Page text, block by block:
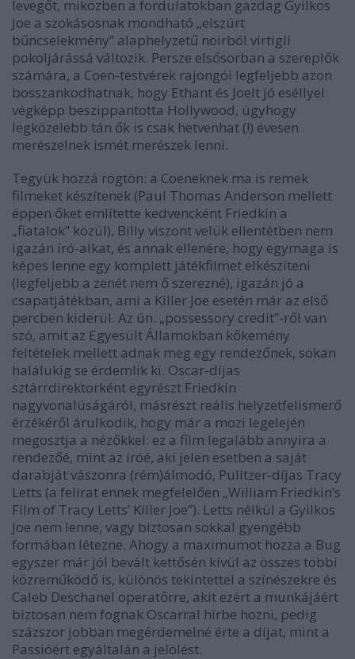
levegőt, miközben a fordulatokban gazdag Gyilkos
Joe a szokásosnak mondható „elszúrt
bűncselekmény” alaphelyzetű noirból virtigli
pokoljárássá változik. Persze elsősorban a szereplők
számára, a Coen-testvérek rajongói legfeljebb azon
bosszankodhatnak, hogy Ethant és Joelt jó eséllyel
végképp beszippantotta Hollywood, úgyhogy
legközelebb tán ők is csak hetvenhat (!) évesen
merészelnek ismét merészek lenni.
Tegyük hozzá rögtön: a Coeneknek ma is remek
filmeket készítenek (Paul Thomas Anderson mellett
éppen őket említette kedvencként Friedkin a
„fiatalok” közül), Billy viszont velük ellentétben nem
igazán író-alkat, és annak ellenére, hogy egymaga is
képes lenne egy komplett játékfilmet elkészíteni
(legfeljebb a zenét nem ő szerezné), igazán jó a
csapatjátékban, ami a Killer Joe esetén már az első
percben kiderül. Az ún. „possessory credit”-ről van
szó, amit az Egyesült Államokban kőkemény
feltételek mellett adnak meg egy rendezőnek, sokan
halálukig se érdemlik ki. Oscar-díjas
sztárrdirektorként egyrészt Friedkin
nagyvonalúságáról, másrészt reális helyzetfelismerő
érzékéről árulkodik, hogy már a mozi legelején
megosztja a nézőkkel: ez a film legalább annyira a
rendezőé, mint az íróé, aki jelen esetben a saját
darabját vászonra (rém)álmodó, Pulitzer-díjas Tracy
Letts (a felirat ennek megfelelően „William Friedkin’s
Film of Tracy Letts’ Killer Joe”). Letts nélkül a Gyilkos
Joe nem lenne, vagy biztosan sokkal gyengébb
formában létezne. Ahogy a maximumot hozza a Bug
egyszer már jól bevált kettősén kívül az összes többi
közreműködő is, különös tekintettel a színészekre és
Caleb Deschanel operatőrre, akit ezért a munkájáért
biztosan nem fognak Oscarral hírbe hozni, pedig
százszor jobban megérdemelné érte a díjat, mint a
Passióért egyáltalán a jelölést.